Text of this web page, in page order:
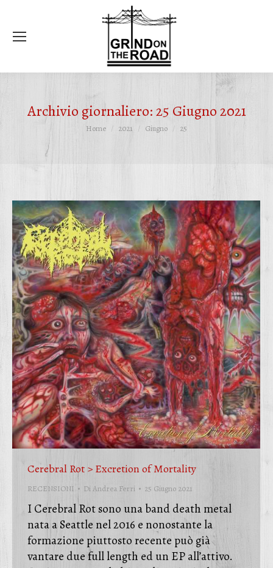
Archivio giornaliero:25 Giugno 2021
Tu sei qui:
Home 2021 Giugno 25
Cerebral Rot > Excretion of Mortality
RECENSIONI DiAndrea Ferri 25 Giugno 2021
I Cerebral Rot sono una band death metal
nata a Seattle nel 2016 e nonostante la
formazione piuttosto recente può già
vantare due full length ed un EP all’attivo.